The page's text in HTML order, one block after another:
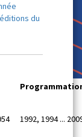
du
1992, 1994 ...